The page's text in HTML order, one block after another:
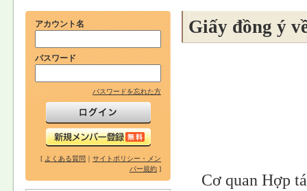
アカウント名
パスワード
パスワードを忘れた方
[ よくある質問 ｜ サイトポリシー・メン
バー規約 ]
Giấy đồng ý
Cơ quan Hợp